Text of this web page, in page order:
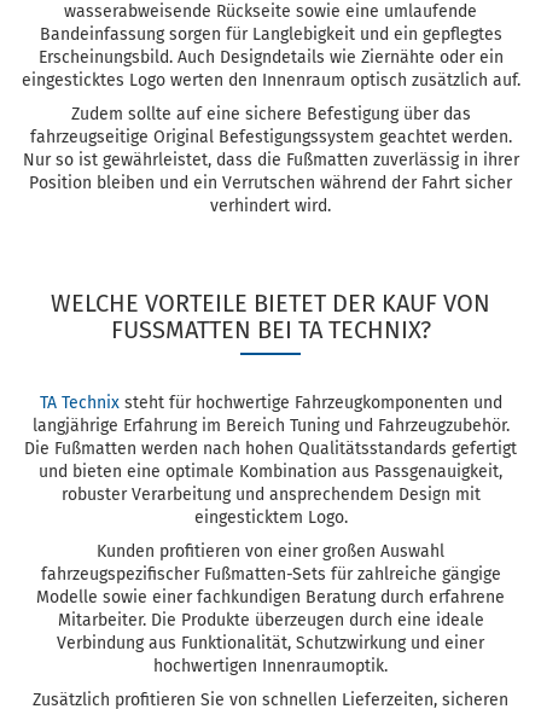
wasserabweisende Rückseite sowie eine umlaufende
Bandeinfassung sorgen für Langlebigkeit und ein gepflegtes
Erscheinungsbild. Auch Designdetails wie Ziernähte oder ein
eingesticktes Logo werten den Innenraum optisch zusätzlich auf.
Zudem sollte auf eine sichere Befestigung über das
fahrzeugseitige Original Befestigungssystem geachtet werden.
Nur so ist gewährleistet, dass die Fußmatten zuverlässig in ihrer
Position bleiben und ein Verrutschen während der Fahrt sicher
verhindert wird.
WELCHE VORTEILE BIETET DER KAUF VON
FUSSMATTEN BEI TA TECHNIX?
TA Technixsteht für hochwertige Fahrzeugkomponenten und
langjährige Erfahrung im Bereich Tuning und Fahrzeugzubehör.
Die Fußmatten werden nach hohen Qualitätsstandards gefertigt
und bieten eine optimale Kombination aus Passgenauigkeit,
robuster Verarbeitung und ansprechendem Design mit
eingesticktem Logo.
Kunden profitieren von einer großen Auswahl
fahrzeugspezifischer Fußmatten-Sets für zahlreiche gängige
Modelle sowie einer fachkundigen Beratung durch erfahrene
Mitarbeiter. Die Produkte überzeugen durch eine ideale
Verbindung aus Funktionalität, Schutzwirkung und einer
hochwertigen Innenraumoptik.
Zusätzlich profitieren Sie von schnellen Lieferzeiten, sicheren